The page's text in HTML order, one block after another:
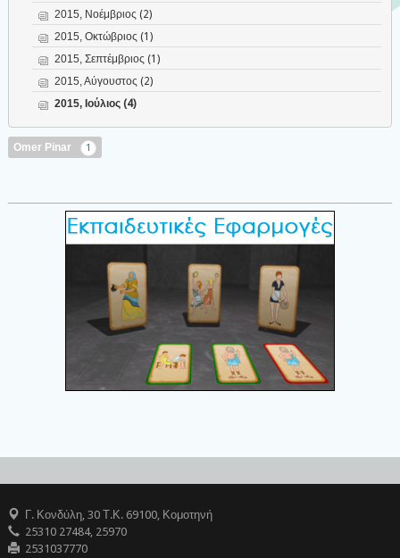
2015, Νοέμβριος (2)
2015, Οκτώβριος (1)
2015, Σεπτέμβριος (1)
2015, Αύγουστος (2)
2015, Ιούλιος (4)
Omer Pinar 1
Γ. Κονδύλη, 30 Τ.Κ. 69100, Κομοτηνή
25310 27484, 25970
2531037770